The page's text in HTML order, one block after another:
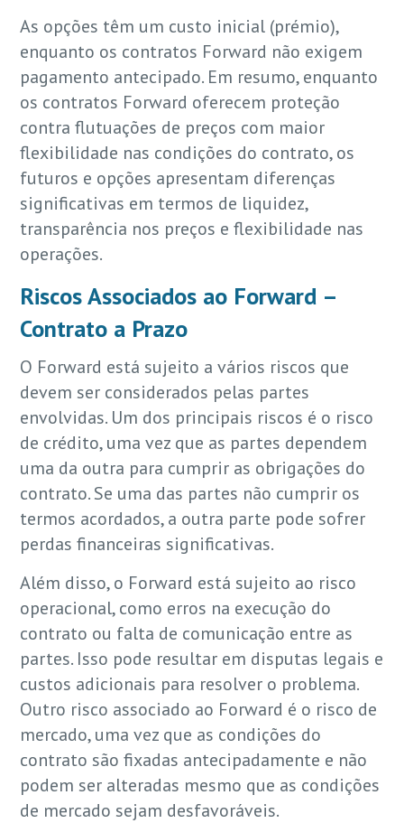
As opções têm um custo inicial (prémio),
enquanto os contratos Forward não exigem
pagamento antecipado. Em resumo, enquanto
os contratos Forward oferecem proteção
contra flutuações de preços com maior
flexibilidade nas condições do contrato, os
futuros e opções apresentam diferenças
significativas em termos de liquidez,
transparência nos preços e flexibilidade nas
operações.
Riscos Associados ao Forward –
Contrato a Prazo
O Forward está sujeito a vários riscos que
devem ser considerados pelas partes
envolvidas. Um dos principais riscos é o risco
de crédito, uma vez que as partes dependem
uma da outra para cumprir as obrigações do
contrato. Se uma das partes não cumprir os
termos acordados, a outra parte pode sofrer
perdas financeiras significativas.
Além disso, o Forward está sujeito ao risco
operacional, como erros na execução do
contrato ou falta de comunicação entre as
partes. Isso pode resultar em disputas legais e
custos adicionais para resolver o problema.
Outro risco associado ao Forward é o risco de
mercado, uma vez que as condições do
contrato são fixadas antecipadamente e não
podem ser alteradas mesmo que as condições
de mercado sejam desfavoráveis.